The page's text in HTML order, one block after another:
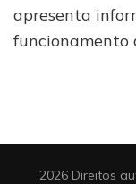
apresenta
funcionamento
2026 Direitos